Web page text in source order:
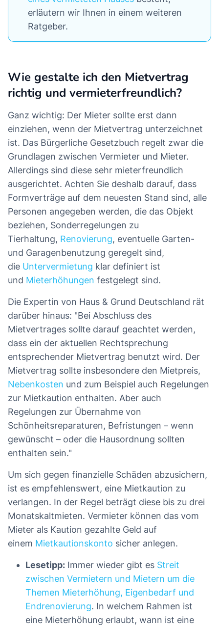
erläutern wir Ihnen in einem weiteren
Ratgeber.
Wie gestalte ich den Mietvertrag
richtig und vermieterfreundlich?
Ganz wichtig: Der Mieter sollte erst dann
einziehen, wenn der Mietvertrag unterzeichnet
ist. Das Bürgerliche Gesetzbuch regelt zwar die
Grundlagen zwischen Vermieter und Mieter.
Allerdings sind diese sehr mieterfreundlich
ausgerichtet. Achten Sie deshalb darauf, dass
Formverträge auf dem neuesten Stand sind, alle
Personen angegeben werden, die das Objekt
beziehen, Sonderregelungen zu
Tierhaltung, Renovierung, eventuelle Garten-
und Garagenbenutzung geregelt sind,
die Untervermietung klar definiert ist
und Mieterhöhungen festgelegt sind.
Die Expertin von Haus & Grund Deutschland rät
darüber hinaus: "Bei Abschluss des
Mietvertrages sollte darauf geachtet werden,
dass ein der aktuellen Rechtsprechung
entsprechender Mietvertrag benutzt wird. Der
Mietvertrag sollte insbesondere den Mietpreis,
Nebenkosten und zum Beispiel auch Regelungen
zur Mietkaution enthalten. Aber auch
Regelungen zur Übernahme von
Schönheitsreparaturen, Befristungen – wenn
gewünscht – oder die Hausordnung sollten
enthalten sein."
Um sich gegen finanzielle Schäden abzusichern,
ist es empfehlenswert, eine Mietkaution zu
verlangen. In der Regel beträgt diese bis zu drei
Monatskaltmieten. Vermieter können das vom
Mieter als Kaution gezahlte Geld auf
einem Mietkautionskonto sicher anlegen.
Lesetipp: Immer wieder gibt es Streit
zwischen Vermietern und Mietern um die
Themen Mieterhöhung, Eigenbedarf und
Endrenovierung. In welchem Rahmen ist
eine Mieterhöhung erlaubt, wann ist eine